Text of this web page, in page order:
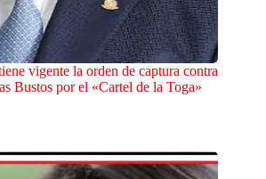
vigente la orden de captura contra
Bustos por el «Cartel de la Toga»